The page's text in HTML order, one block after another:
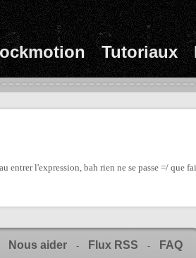
Tutoriaux
l'expression, bah rien ne se passe =/ que
Nous aider - Flux RSS - FAQ